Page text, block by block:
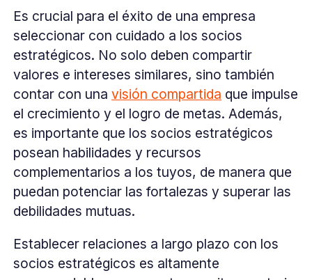
Es crucial para el éxito de una empresa
seleccionar con cuidado a los socios
estratégicos. No solo deben compartir
valores e intereses similares, sino también
contar con unavisión compartida que impulse
el crecimiento y el logro de metas. Además,
es importante que los socios estratégicos
posean habilidades y recursos
complementarios a los tuyos, de manera que
puedan potenciar las fortalezas y superar las
debilidades mutuas.
Establecer relaciones a largo plazo con los
socios estratégicos es altamente